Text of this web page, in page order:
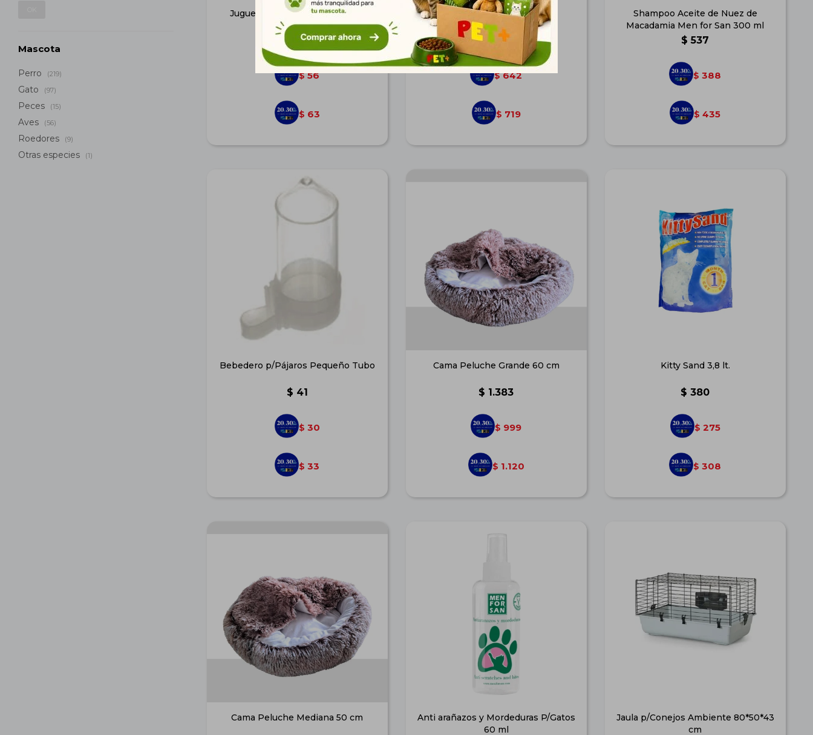
Juguete con Pinchos Redondo
$ 78
$ 56
$ 63
Cama Peluche Chica 40 cm
$ 888
$ 642
$ 719
Shampoo Aceite de Nuez de
Macadamia Men for San 300 ml
$ 537
$ 388
$ 435
Bebedero p/Pájaros Pequeño Tubo
$ 41
$ 30
$ 33
Cama Peluche Grande 60 cm
$ 1.383
$ 999
$ 1.120
Kitty Sand 3,8 lt.
$ 380
$ 275
$ 308
Cama Peluche Mediana 50 cm
Anti arañazos y Mordeduras P/Gatos
60 ml
Jaula p/Conejos Ambiente 80*50*43
cm
Mascota
Perro (219)
Gato (97)
Peces (15)
Aves (56)
Roedores (9)
Otras especies (1)